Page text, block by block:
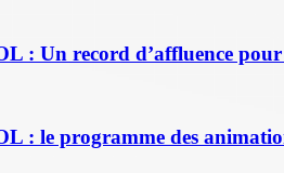
: Un record d’affluence
: le programme des